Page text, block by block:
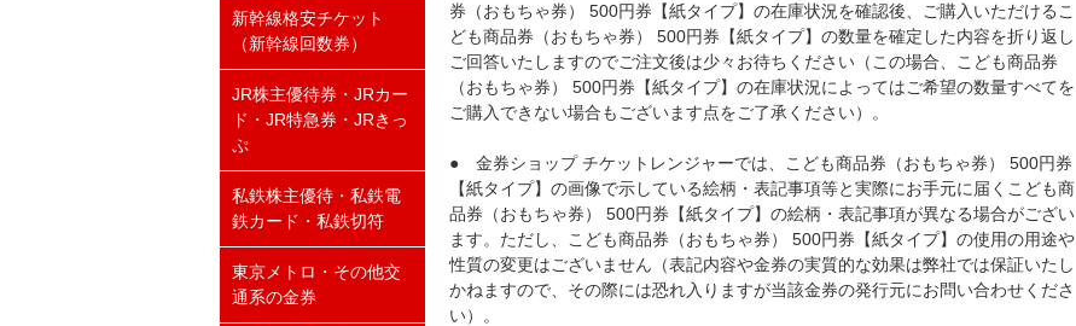
券（おもちゃ券） 500円券【紙タイプ】の在庫状況を確認後、ご購入いただけるこ
ども商品券（おもちゃ券） 500円券【紙タイプ】の数量を確定した内容を折り返し
ご回答いたしますのでご注文後は少々お待ちください（この場合、こども商品券
（おもちゃ券） 500円券【紙タイプ】の在庫状況によってはご希望の数量すべてを
ご購入できない場合もございます点をご了承ください）。
● 金券ショップ チケットレンジャーでは、こども商品券（おもちゃ券） 500円券
【紙タイプ】の画像で示している絵柄・表記事項等と実際にお手元に届くこども商
品券（おもちゃ券） 500円券【紙タイプ】の絵柄・表記事項が異なる場合がござい
ます。ただし、こども商品券（おもちゃ券） 500円券【紙タイプ】の使用の用途や
性質の変更はございません（表記内容や金券の実質的な効果は弊社では保証いたし
かねますので、その際には恐れ入りますが当該金券の発行元にお問い合わせくださ
い）。
新幹線格安チケット
（新幹線回数券）
JR株主優待券・JRカー
ド・JR特急券・JRきっ
ぷ
私鉄株主優待・私鉄電
鉄カード・私鉄切符
東京メトロ・その他交
通系の金券